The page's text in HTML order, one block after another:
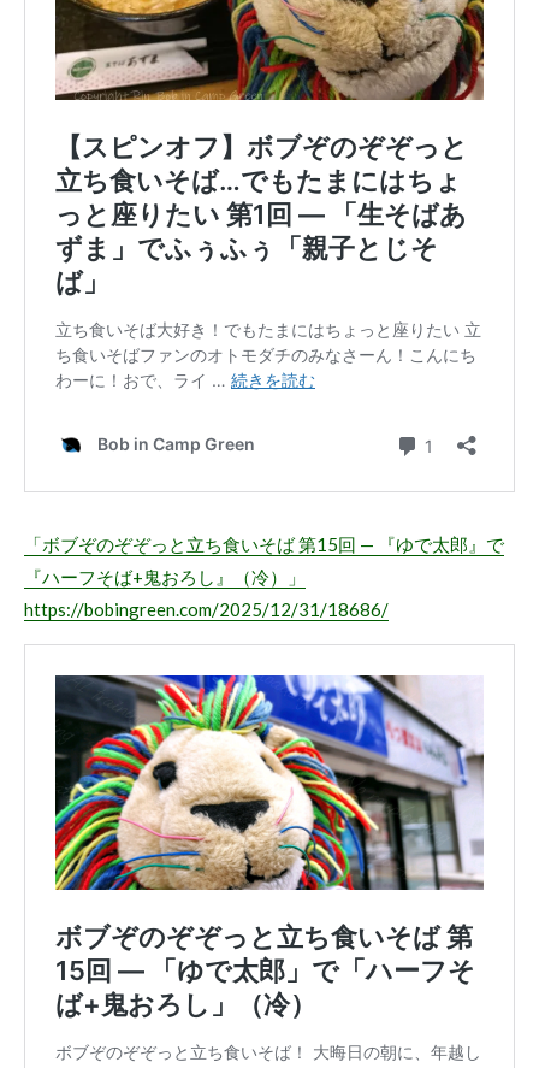
「ボブぞのぞぞっと立ち食いそば 第15回 — 『ゆで太郎』で
『ハーフそば+鬼おろし』（冷）」
https://bobingreen.com/2025/12/31/18686/